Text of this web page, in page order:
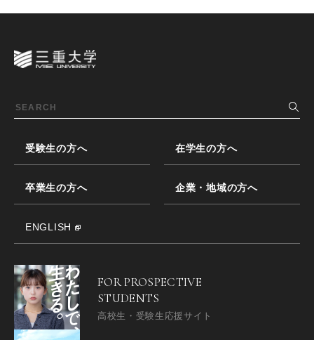
受験生の方へ 在学生の方へ
卒業生の方へ 企業・地域の方へ
ENGLISH
FOR PROSPECTIVE
STUDENTS
高校生・受験生応援サイト